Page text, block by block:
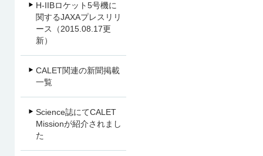
H-IIBロケット5号機に
関するJAXAプレスリリ
ース（2015.08.17更
新）
CALET関連の新聞掲載
一覧
Science誌にてCALET
Missionが紹介されまし
た